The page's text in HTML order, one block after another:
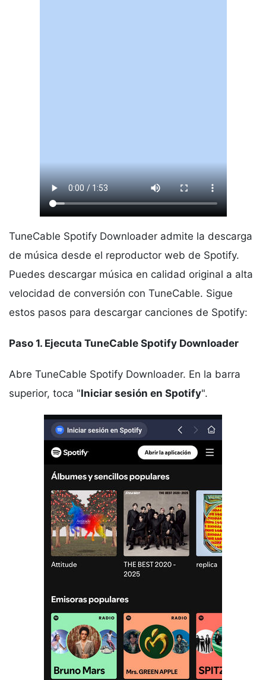
TuneCable Spotify Downloader admite la descarga
de música desde el reproductor web de Spotify.
Puedes descargar música en calidad original a alta
velocidad de conversión con TuneCable. Sigue
estos pasos para descargar canciones de Spotify:
Paso 1. Ejecuta TuneCable Spotify Downloader
Abre TuneCable Spotify Downloader. En la barra
superior, toca "Iniciar sesión en Spotify".